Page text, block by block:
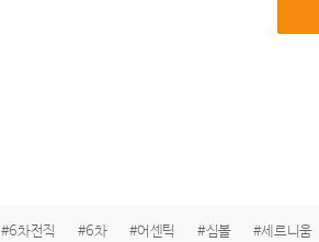
#6차전직 #6차 #어센틱 #심볼 #세르니움